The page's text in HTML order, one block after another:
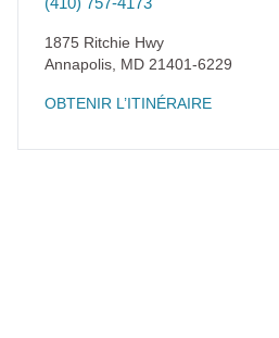
1875 Ritchie Hwy
Annapolis MD 21401-6229
OBTENIR L’ITINÉRAIRE